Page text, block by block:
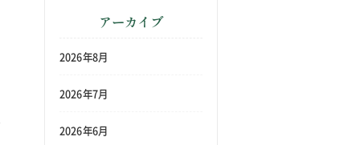
アーカイブ
2026年8月
2026年7月
2026年6月